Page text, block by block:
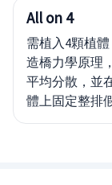
All on 4
需植入4顆植
造橋力學原理
平均分散，並
體上固定整排